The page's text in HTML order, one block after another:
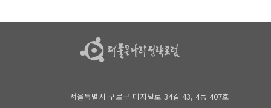
서울특별시 구로구 디지털로 34길 43, 4동 407호